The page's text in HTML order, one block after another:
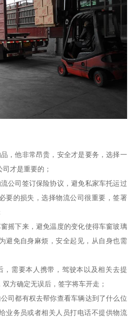
，他非常昂贵，安全才是要务，选择一
才是重要的；
公司签订保险协议，避免私家车托运过
要的损失，选择物流公司很重要，签署
摇下来，避免温度的变化使得车窗玻璃
避免自身麻烦，安全起见，从自身也需
，需要本人携带，驾驶本以及相关去提
方确定无误后，签字将车开走；
司都有权去帮你查看车辆达到了什么位
业务员或者相关人员打电话不提供物流